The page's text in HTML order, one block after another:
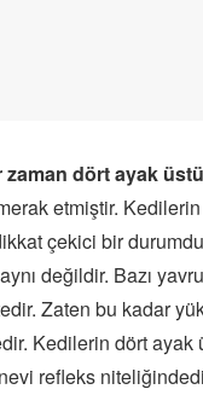
zaman dört ayak
etmiştir.
çekici bir
değildir. Bazı
Zaten bu kadar
Kedilerin dört ayak
refleks